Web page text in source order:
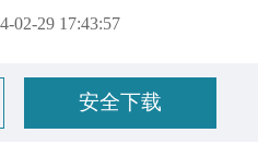
02-29 17:43:57
安全下载